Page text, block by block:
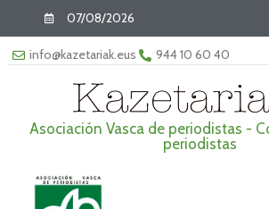
07/08/2026
info@kazetariak.eus 944 10 60 40
Asociación Vasca de periodistas -
periodistas